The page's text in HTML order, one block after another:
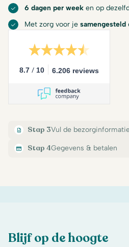
6 dagen per week en op
Met zorg voor je samengesteld
8.7 / 10 6.206 reviews
Stap 3Vul de
Stap 4Gegevens & betalen
Blijf op de hoogte